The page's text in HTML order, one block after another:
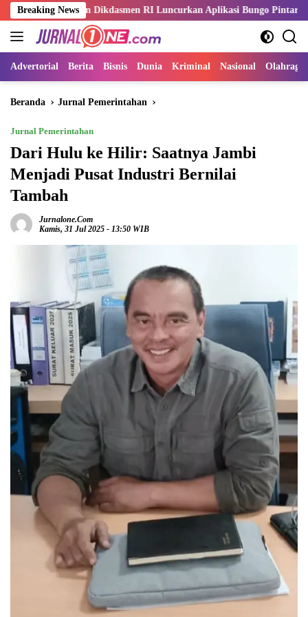
Langsung
ke
konten
Breaking News
Dikdasmen RI Luncurkan Aplikasi Bungo Pintar ASN
Advertorial Berita Bisnis Dunia Kriminal Nasional Olahraga
Beranda Jurnal Pemerintahan
Jurnal Pemerintahan
Dari Hulu ke Hilir: Saatnya Jambi
Menjadi Pusat Industri Bernilai
Tambah
Jurnalone.com
Kamis, 31 Jul 2025 - 13:50 WIB